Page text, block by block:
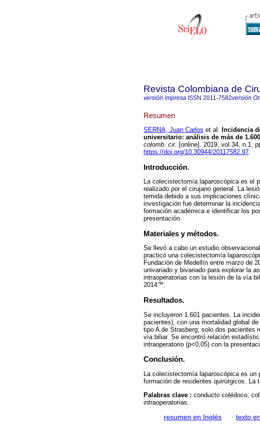
Revista Colombiana de
versión impresa ISSN 2011-7582versión
Resumen
SERNA, Juan Carlos et al. Incidencia
universitario: análisis de más de
colomb. cir. [online]. 2019, vol.34, n.1,
https://doi.org/10.30944/20117582.97.
Introducción.
La colecistectomía laparoscópica es el
realizado por el cirujano general. La
temida debido a sus implicaciones
investigación fue determinar la
formación académica e identificar los
presentación.
Materiales y métodos.
Se llevó a cabo un estudio
practicó una colecistectomía
Fundación de Medellín entre marzo de
univariado y bivariado para explorar la
intraoperatorias con la lesión de la vía
2014™.
Resultados.
Se incluyeron 1.601 pacientes. La
pacientes), con una mortalidad global
tipo A de Strasberg; solo dos pacientes
vía biliar. Se encontró relación
intraoperatorio (p<0,05) con la
Conclusión.
La colecistectomía laparoscópica es un
formación de residentes quirúrgicos. La
Palabras clave : conducto colédoco;
intraoperatorias.
· resumen en Inglés · texto